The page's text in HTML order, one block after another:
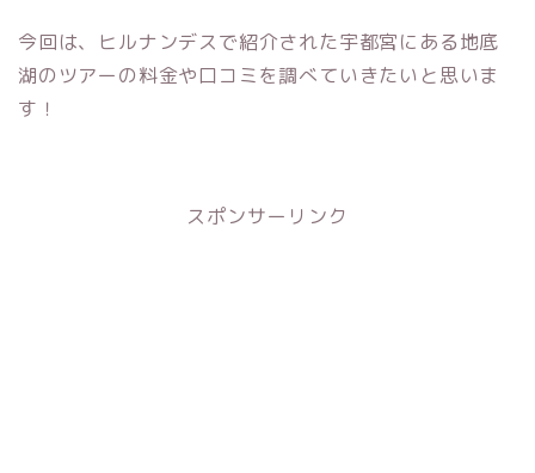
今回は、ヒルナンデスで紹介された宇都宮にある地底
湖のツアーの料金や口コミを調べていきたいと思いま
す！
スポンサーリンク